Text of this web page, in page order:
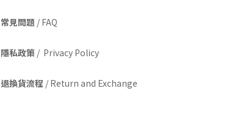
常見問題 / FAQ
隱私政策 / Privacy Policy
退換貨流程 / Return and Exchange